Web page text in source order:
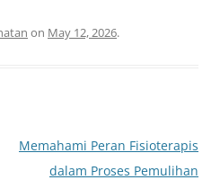
on May 12, 2026.
Memahami Peran Fisioterapis
dalam Proses Pemulihan